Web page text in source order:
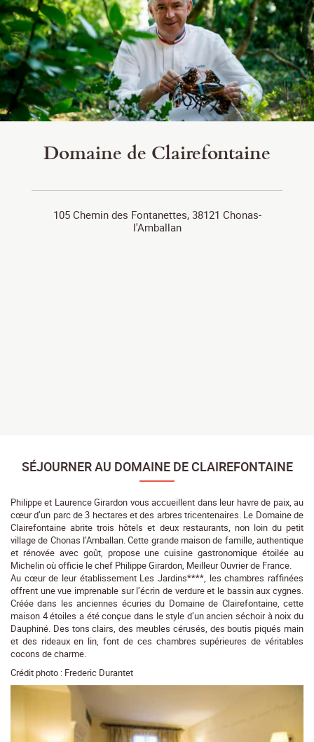
Domaine de Clairefontaine
105 Chemin des Fontanettes, 38121 Chonas-
l'Amballan
SÉJOURNER AU DOMAINE DE CLAIREFONTAINE
Philippe et Laurence Girardon vous accueillent dans leur havre de paix, au
cœur d’un parc de 3 hectares et des arbres tricentenaires. Le Domaine de
Clairefontaine abrite trois hôtels et deux restaurants, non loin du petit
village de Chonas l’Amballan. Cette grande maison de famille, authentique
et rénovée avec goût, propose une cuisine gastronomique étoilée au
Michelin où officie le chef Philippe Girardon, Meilleur Ouvrier de France.
Au cœur de leur établissement Les Jardins****, les chambres raffinées
offrent une vue imprenable sur l’écrin de verdure et le bassin aux cygnes.
Créée dans les anciennes écuries du Domaine de Clairefontaine, cette
maison 4 étoiles a été conçue dans le style d’un ancien séchoir à noix du
Dauphiné. Des tons clairs, des meubles cérusés, des boutis piqués main
et des rideaux en lin, font de ces chambres supérieures de véritables
cocons de charme.
Crédit photo : Frederic Durantet